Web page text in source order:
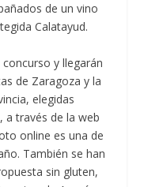
de un vino
Calatayud.
y llegarán
de Zaragoza y la
elegidas
través de la web
online es una de
También se han
sin gluten,